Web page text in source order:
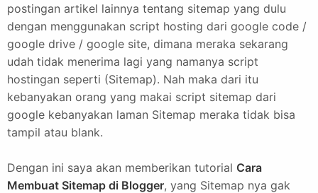
postingan artikel lainnya tentang sitemap yang dulu
dengan menggunakan script hosting dari google code /
google drive / google site, dimana meraka sekarang
udah tidak menerima lagi yang namanya script
hostingan seperti (Sitemap). Nah maka dari itu
kebanyakan orang yang makai script sitemap dari
google kebanyakan laman Sitemap meraka tidak bisa
tampil atau blank.
Dengan ini saya akan memberikan tutorial Cara
Membuat Sitemap di Blogger, yang Sitemap nya gak